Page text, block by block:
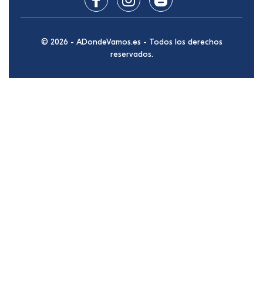
© 2026 - ADondeVamos.es - Todos los derechos
reservados.